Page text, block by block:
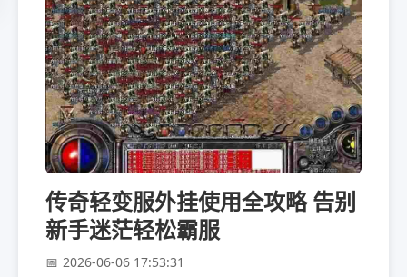
传奇轻变服外挂使用全攻略 告别
新手迷茫轻松霸服
2026-06-06 17:53:31